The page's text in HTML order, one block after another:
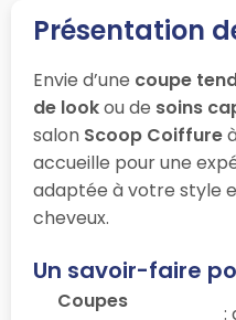
Présentation
Envie d’une coupe
de lookou de soins
salon Scoop Coiffure
accueille pour une
adaptée à votre style
cheveux.
Un savoir-faire
Coupes
: